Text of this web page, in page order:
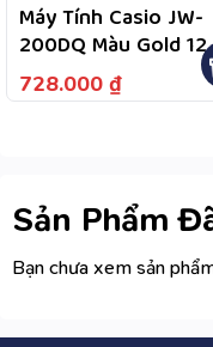
Máy Tính Casio JW-
200DQ Màu Gold 12
Bảo Hành Chính
Năm
728.000 ₫
Sản Phẩm
Bạn chưa xem sản